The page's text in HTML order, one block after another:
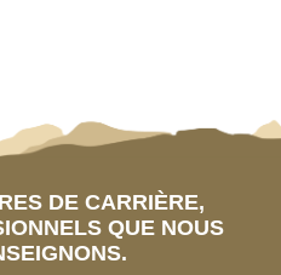
DE CARRIÈRE,
QUE NOUS